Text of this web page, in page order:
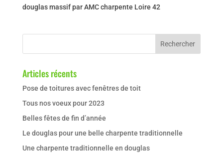
douglas massif par AMC charpente Loire 42
Articles récents
Pose de toitures avec fenêtres de toit
Tous nos voeux pour 2023
Belles fêtes de fin d’année
Le douglas pour une belle charpente traditionnelle
Une charpente traditionnelle en douglas